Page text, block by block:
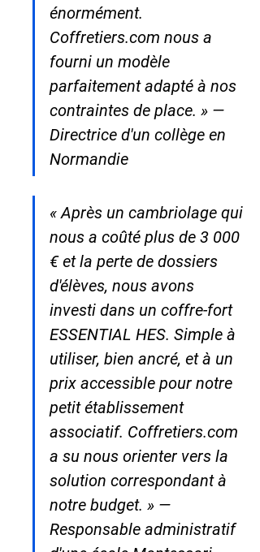
énormément.
Coffretiers.com nous a
fourni un modèle
parfaitement adapté à nos
contraintes de place. » —
Directrice d'un collège en
Normandie
« Après un cambriolage qui
nous a coûté plus de 3 000
€ et la perte de dossiers
d'élèves, nous avons
investi dans un coffre-fort
ESSENTIAL HES. Simple à
utiliser, bien ancré, et à un
prix accessible pour notre
petit établissement
associatif. Coffretiers.com
a su nous orienter vers la
solution correspondant à
notre budget. » —
Responsable administratif